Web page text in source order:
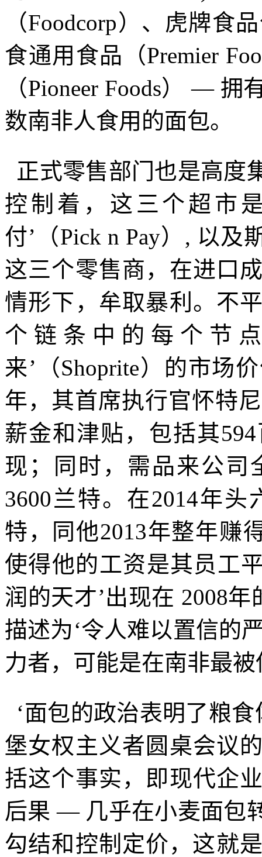
（Foodcorp）、虎牌食
食通用食品（Premier
（Pioneer Foods） — 拥
数南非人食用的面包。
正式零售部门也是高度
控制着，这三个超市
付’（Pick n Pay） , 以及
这三个零售商，在进口
情形下，牟取暴利。不
个链条中的每个节
来’（Shoprite）的市场
年，其首席执行官怀特
薪金和津贴，包括其594
现；同时，需品来公司
3600兰特。在2014年头
特，同他2013年整年赚
使得他的工资是其员工
润的天才’出现在 2008年
描述为‘令人难以置信的
力者，可能是在南非最
‘面包的政治表明了粮
堡女权主义者圆桌会议
括这个事实，即现代企
后果 — 几乎在小麦面包
勾结和控制定价，这就